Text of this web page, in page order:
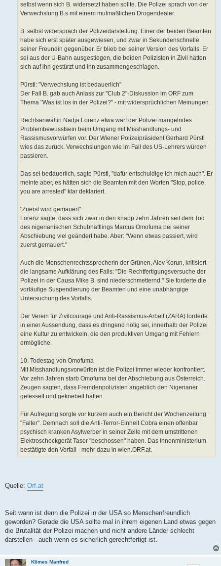
selbst wenn sich B. widersetzt haben sollte. Die Polizei sprach von der
Verwechslung B.s mit einem mutmaßlichen Drogendealer.
B. selbst widersprach der Polizeidarstellung: Einer der beiden Beamten
habe sich erst später ausgewiesen, und zwar in Sekundenschnelle
seiner Freundin gegenüber. Er blieb bei seiner Version des Vorfalls. Er
sei aus der U-Bahn ausgestiegen, die beiden Polizisten in Zivil hätten
sich auf ihn gestürzt und ihn zusammengeschlagen.
Pürstl: "Verwechslung ist bedauerlich"
Der Fall B. gab auch Anlass zur "Club 2"-Diskussion im ORF zum
Thema "Was ist los in der Polizei?" - mit widersprüchlichen Meinungen.
Rechtsanwältin Nadja Lorenz etwa warf der Polizei mangelndes
Problembewusstsein beim Umgang mit Misshandlungs- und
Rassismusvorwürfen vor. Der Wiener Polizeipräsident Gerhard Pürstl
wies das zurück. Verwechslungen wie im Fall des US-Lehrers würden
passieren.
Das sei bedauerlich, sagte Pürstl, "dafür entschuldige ich mich auch". Er
meinte aber, es hätten sich die Beamten mit den Worten "Stop, police,
you are arrested" klar deklariert.
"Zuerst wird gemauert"
Lorenz sagte, dass sich zwar in den knapp zehn Jahren seit dem Tod
des nigerianischen Schubhäftlings Marcus Omofuma bei seiner
Abschiebung viel geändert habe. Aber: "Wenn etwas passiert, wird
zuerst gemauert."
Auch die Menschenrechtssprecherin der Grünen, Alev Korun, kritisiert
die langsame Aufklärung des Falls: "Die Rechtfertigungsversuche der
Polizei in der Causa Mike B. sind niederschmetternd." Sie forderte die
vorläufige Suspendierung der Beamten und eine unabhängige
Untersuchung des Vorfalls.
Der Verein für Zivilcourage und Anti-Rassismus-Arbeit (ZARA) forderte
in einer Aussendung, dass es dringend nötig sei, innerhalb der Polizei
eine Kultur zu entwickeln, die den produktiven Umgang mit Fehlern
ermögliche.
10. Todestag von Omofuma
Mit Misshandlungsvorwürfen ist die Polizei immer wieder konfrontiert.
Vor zehn Jahren starb Omofuma bei der Abschiebung aus Österreich.
Zeugen sagten, dass Fremdenpolizisten angeblich den Nigerianer
gefesselt und geknebelt hatten.
Für Aufregung sorgte vor kurzem auch ein Bericht der Wochenzeitung
"Falter". Demnach soll die Anti-Terror-Einheit Cobra einen offenbar
psychisch kranken Asylwerber in seiner Zelle mit dem umstrittenen
Elektroschockgerät Taser "beschossen" haben. Das Innenministerium
bestätigte den Vorfall - mehr dazu in wien.ORF.at.
Quelle: Orf.at
Seit wann ist denn die Polizei in der USA so Menschenfreundlich
geworden? Gerade die USA sollte mal in ihrem eigenen Land etwas gegen
die Brutalität der Polizei machen und nicht andere Länder schlecht
darstellen - auch wenn es sicherlich gerechtfertigt ist.
Klimes Manfred